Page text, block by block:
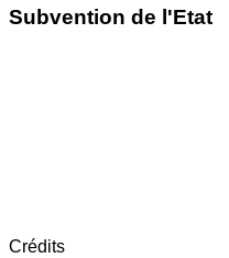
Subvention de l'Etat
Crédits